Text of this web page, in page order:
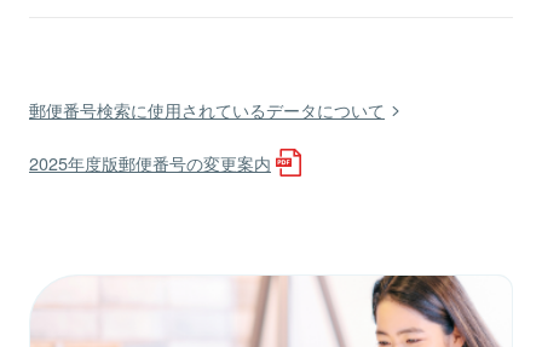
郵便番号検索に使用されているデータについて
2025年度版郵便番号の変更案内